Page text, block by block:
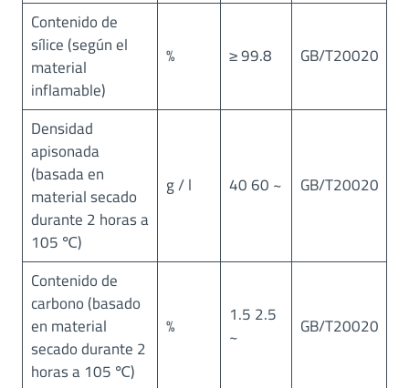
Contenido de
sílice (según el
material
inflamable)
% ≥ 99.8 GB/T20020
Densidad
apisonada
(basada en
material secado
durante 2 horas a
105 ℃)
g / l 40 60 ~ GB/T20020
Contenido de
carbono (basado
en material
secado durante 2
horas a 105 ℃)
% 1.5 2.5
~ GB/T20020